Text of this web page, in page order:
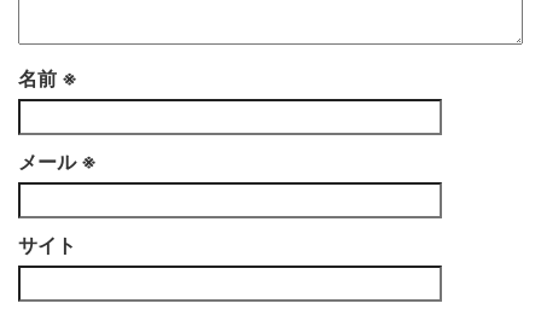
名前 ※
メール ※
サイト